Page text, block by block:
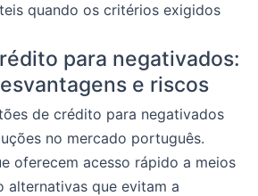
quando os critérios exigidos
para negativados:
e riscos
de crédito para negativados
no mercado português.
oferecem acesso rápido a meios
alternativas que evitam a